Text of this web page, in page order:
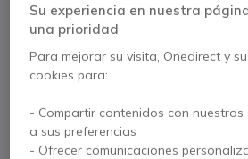
1 año de garantía
Paga en 3 pagos de
Su experiencia en nuestra
una prioridad
Para mejorar su visita, Onedirect y
cookies para:
- Compartir contenidos con
a sus preferencias
- Ofrecer comunicaciones